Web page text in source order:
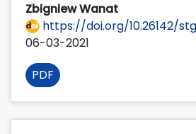
Zbigniew Wanat
https://doi.org/10.26142/
06-03-2021
PDF